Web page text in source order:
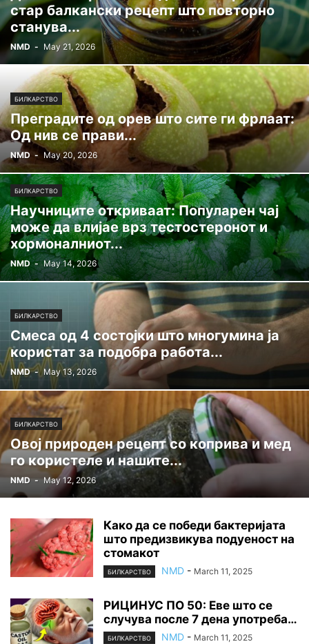
стар балкански рецепт што повторно
станува...
NMD - May 21, 2026
БИЛКАРСТВО
Преградите од орев што сите ги фрлаат:
Од нив се прави...
NMD - May 20, 2026
БИЛКАРСТВО
Научниците откриваат: Популарен чај
може да влијае врз тестостеронот и
хормоналниот...
NMD - May 14, 2026
БИЛКАРСТВО
Смеса од 4 состојки што многумина ја
користат за подобра работа...
NMD - May 13, 2026
БИЛКАРСТВО
Овој природен рецепт со коприва и мед
го користеле и нашите...
NMD - May 12, 2026
Како да се победи бактеријата
што предизвикува подуеност на
стомакот
БИЛКАРСТВО NMD - March 11, 2025
РИЦИНУС ПО 50: Еве што се
случува после 7 дена употреба…
БИЛКАРСТВО NMD - March 11, 2025